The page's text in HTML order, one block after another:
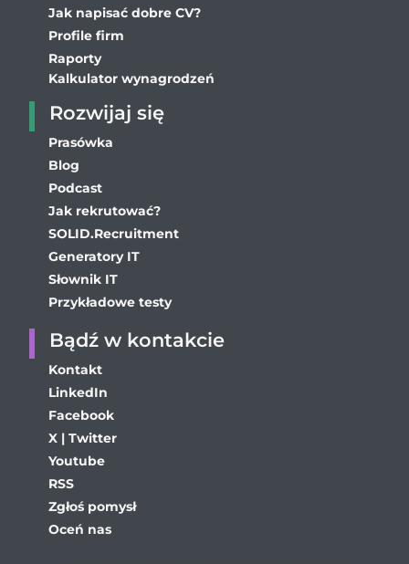
Jak napisać dobre CV?
Profile firm
Raporty
Kalkulator wynagrodzeń
Rozwijaj się
Prasówka
Blog
Podcast
Jak rekrutować?
SOLID.Recruitment
Generatory IT
Słownik IT
Przykładowe testy
Bądź w kontakcie
Kontakt
LinkedIn
Facebook
X | Twitter
Youtube
RSS
Zgłoś pomysł
Oceń nas